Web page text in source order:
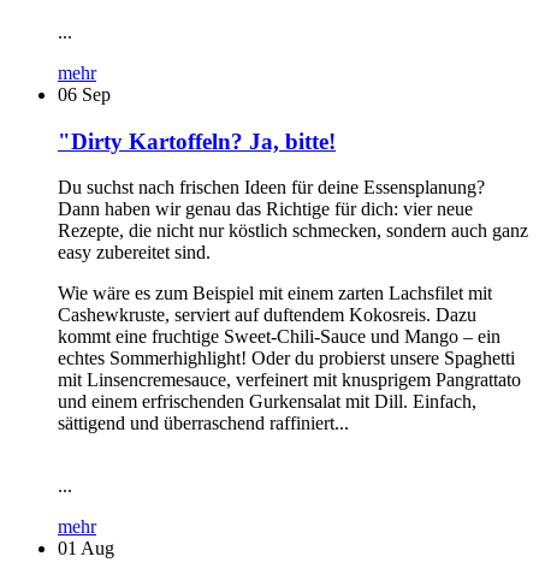
...
mehr
06 Sep
"Dirty Kartoffeln? Ja, bitte!
Du suchst nach frischen Ideen für deine Essensplanung?
Dann haben wir genau das Richtige für dich: vier neue
Rezepte, die nicht nur köstlich schmecken, sondern auch ganz
easy zubereitet sind.
Wie wäre es zum Beispiel mit einem zarten Lachsfilet mit
Cashewkruste, serviert auf duftendem Kokosreis. Dazu
kommt eine fruchtige Sweet-Chili-Sauce und Mango – ein
echtes Sommerhighlight! Oder du probierst unsere Spaghetti
mit Linsencremesauce, verfeinert mit knusprigem Pangrattato
und einem erfrischenden Gurkensalat mit Dill. Einfach,
sättigend und überraschend raffiniert...
...
mehr
01 Aug